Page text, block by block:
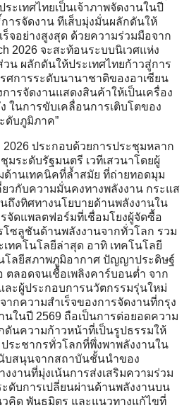
ระเทศไทยเป็นเจ้าภาพจัดงานในปี
ารจัดงาน ทีเส็บมุ่งมั่นผลักดันให้
ร็จอย่างสูงสุด ด้วยความร่วมมือจาก
2026 จะสะท้อนระบบนิเวศแห่ง
น ผลักดันให้ประเทศไทยก้าวสู่การ
ศการระดับนานาชาติของอาเซียน
ารจัดงานแสดงสินค้าให้เป็นเครื่อง
ในการขับเคลื่อนการเติบโตของ
ดับภูมิภาค”
2026 ประกอบด้วยการประชุมหลาก
มระดับรัฐมนตรี เวทีเสวนาโดยผู้
ด้านเทคนิคที่ล้ำสมัย ที่ถ่ายทอดมุม
ยวกับความมั่นคงทางพลังงาน กระแส
ถึงทิศทางนโยบายด้านพลังงานใน
จัดแพลตฟอร์มที่เชื่อมโยงผู้จัดซื้อ
โซลูชันด้านพลังงานจากทั่วโลก รวม
ทคโนโลยีล่าสุด อาทิ เทคโนโลยี
โลยีสภาพภูมิอากาศ ปัญญาประดิษฐ์
ตลอดจนเชื้อเพลิงคาร์บอนต่ำ จาก
ะผู้ประกอบการนวัตกรรมรุ่นใหม่
ากความสำเร็จของการจัดงานที่กรุง
นในปี 2569 ถือเป็นการต่อยอดความ
ดันความก้าวหน้าที่เป็นรูปธรรมให้
ระชากรทั่วโลกที่พึ่งพาพลังงานใน
บสนุนจากสถาบันชั้นนำของ
งงานที่มุ่งเน้นการส่งเสริมความร่วม
ะดับการเปลี่ยนผ่านด้านพลังงานบน
วคิด พันธมิตร และแนวทางแก้ไขที่